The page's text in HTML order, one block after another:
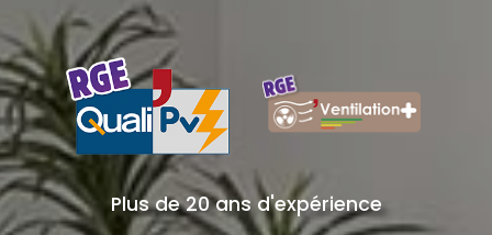
Plus de 20 ans d'expérience